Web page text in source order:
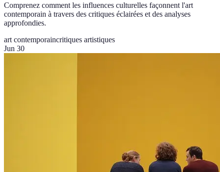
Comprenez comment les influences culturelles façonnent l'art
contemporain à travers des critiques éclairées et des analyses
approfondies.
art contemporaincritiques artistiques
Jun 30